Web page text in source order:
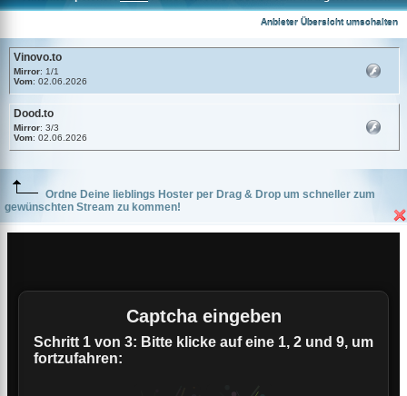
Anbieter Übersicht umschalten
Vinovo.to
Mirror: 1/1
Vom: 02.06.2026
Dood.to
Mirror: 3/3
Vom: 02.06.2026
Ordne Deine lieblings Hoster per Drag & Drop um schneller zum
gewünschten Stream zu kommen!